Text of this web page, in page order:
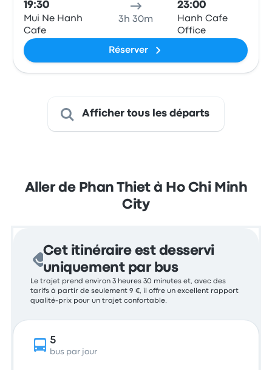
19:30
Mui Ne Hanh
Cafe
3h 30m
23:00
Hanh Cafe
Office
Réserver
Afficher tous les départs
Aller de Phan Thiet à Ho Chi Minh
City
Cet itinéraire est desservi
uniquement par bus
Le trajet prend environ 3 heures 30 minutes et, avec des
tarifs à partir de seulement 9 €, il offre un excellent rapport
qualité-prix pour un trajet confortable.
5
bus par jour